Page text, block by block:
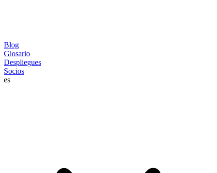
Blog
Glosario
Despliegues
Socios
es